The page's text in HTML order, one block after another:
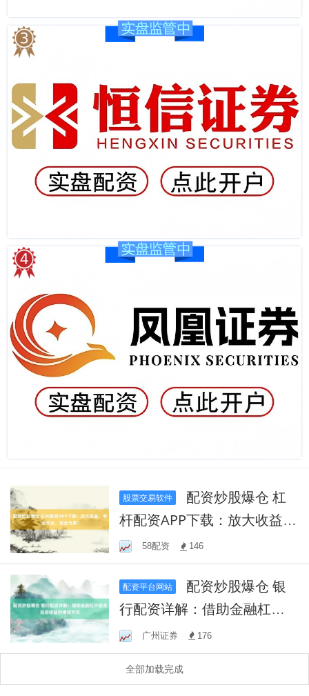
股票交易软件
杆配资APP下载：放大收益，
专业平台，安全可靠！
58配资 146
配资平台网站
行配资详解：借助金融杠杆
提高投资收益的借贷方式
广州证券 176
全部加载完成